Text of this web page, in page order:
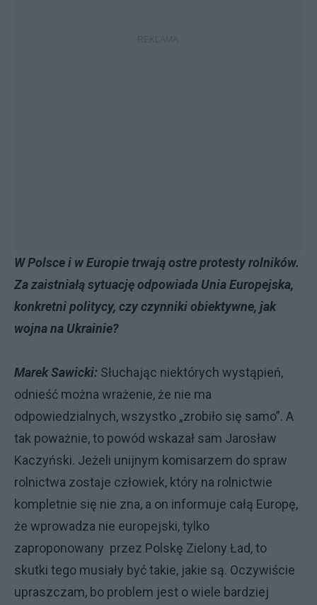
W Polsce i w Europie trwają ostre protesty rolników.
Za zaistniałą sytuację odpowiada Unia Europejska,
konkretni politycy, czy czynniki obiektywne, jak
wojna na Ukrainie?
Marek Sawicki: Słuchając niektórych wystąpień,
odnieść można wrażenie, że nie ma
odpowiedzialnych, wszystko „zrobiło się samo”. A
tak poważnie, to powód wskazał sam Jarosław
Kaczyński. Jeżeli unijnym komisarzem do spraw
rolnictwa zostaje człowiek, który na rolnictwie
kompletnie się nie zna, a on informuje całą Europę,
że wprowadza nie europejski, tylko
zaproponowany przez Polskę Zielony Ład, to
skutki tego musiały być takie, jakie są. Oczywiście
upraszczam, bo problem jest o wiele bardziej